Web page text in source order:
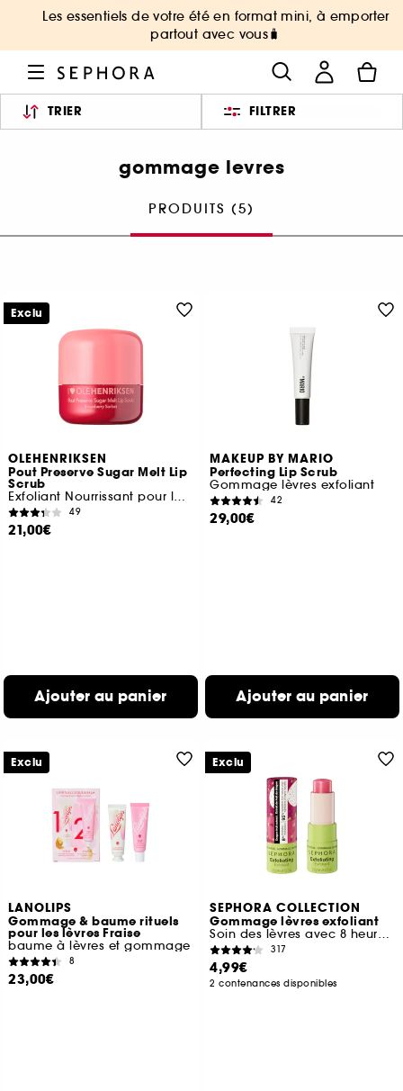
Les essentiels de votre été en format mini, à emporter
partout avec vous🧳
TRIER FILTRER
gommage levres
PRODUITS (5)
OLEHENRIKSEN
Pout Preserve Sugar Melt Lip
Scrub
Exfoliant Nourrissant pour les Lèvres
49
21,00€
Ajouter au panier
Exclu
MAKEUP BY MARIO
Perfecting Lip Scrub
Gommage lèvres exfoliant
42
29,00€
Ajouter au panier
LANOLIPS
Gommage & baume rituels
pour les lèvres Fraise
baume à lèvres et gommage
8
23,00€
Exclu
SEPHORA COLLECTION
Gommage lèvres exfoliant
Soin des lèvres avec 8 heures d'hydratation
317
4,99€
2 contenances disponibles
Exclu